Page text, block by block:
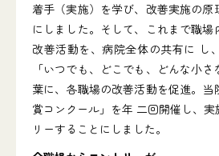
着手（実施）を学び、改善実施の原
にしました。そして、これまで職場
改善活動を、病院全体の共有に し
「いつでも、どこでも、どんな小
葉に、各職場の改善活動を促進。当
賞コンクール」を年 二回開催し、実
リーすることにしました。